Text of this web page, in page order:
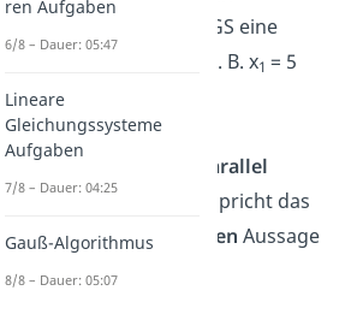
, hat das LGS eine
Lösung (z. B. x1 = 5
und x
Wenn die Geraden
parallel
zueinander sind, entspricht das
Ergebnis einer
falschen Aussage
(z. B. 5 = 7)
ren Aufgaben
6/8 – Dauer: 05:47
Lineare
Gleichungssysteme
Aufgaben
7/8 – Dauer: 04:25
Gauß-Algorithmus
8/8 – Dauer: 05:07